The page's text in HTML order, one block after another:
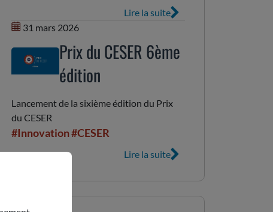
Lire la suite
31 mars 2026
Prix du CESER 6ème
édition
Lancement de la sixième édition du Prix
du CESER
#Innovation#CESER
Lire la suite